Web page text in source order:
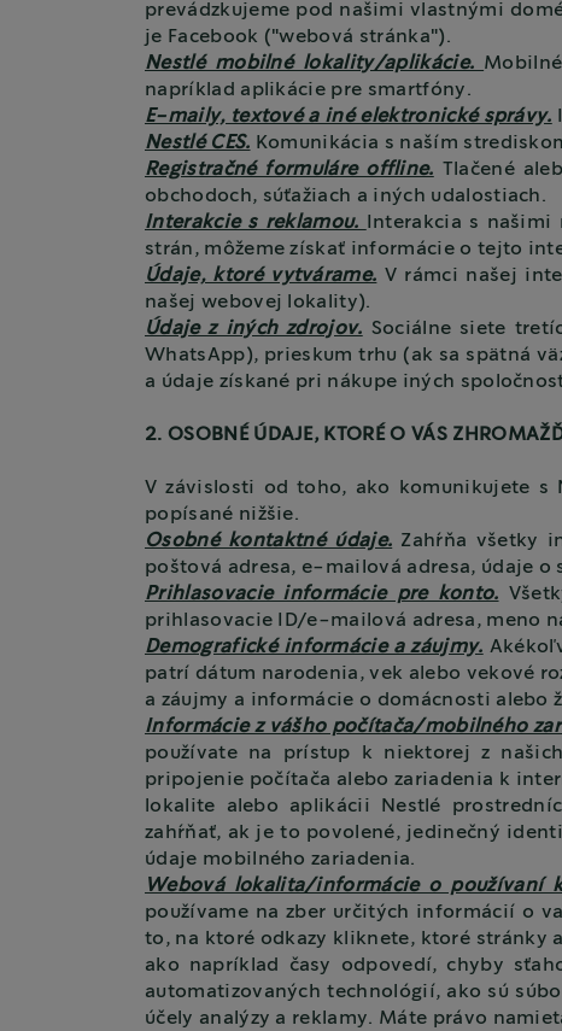
prevádzkujeme pod našimi vlastnými
je Facebook ("webová stránka").
Nestlé mobilné lokality/aplikácie.
napríklad aplikácie pre smartfóny.
E-maily, textové a iné elektronické správy.
Nestlé CES. Komunikácia s naším
Registračné formuláre offline. Tlačené
obchodoch, súťažiach a iných udalostiach.
Interakcie s reklamou.
Interakcia s
strán, môžeme získať informácie o tejto
Údaje, ktoré vytvárame. V rámci našej
našej webovej lokality).
Údaje z iných zdrojov. Sociálne siete
WhatsApp), prieskum trhu (ak sa spätná
a údaje získané pri nákupe iných
2. OSOBNÉ ÚDAJE, KTORÉ O VÁS
V závislosti od toho, ako komunikujete s
popísané nižšie.
Osobné kontaktné údaje. Zahŕňa všetky
poštová adresa, e-mailová adresa, údaje
Prihlasovacie informácie pre konto.
prihlasovacie ID/e-mailová adresa, meno
Demografické informácie a záujmy.
patrí dátum narodenia, vek alebo vekové
a záujmy a informácie o domácnosti alebo
Informácie z vášho počítača/mobilného
používate na prístup k niektorej z
pripojenie počítača alebo zariadenia k
lokalite alebo aplikácii Nestlé
zahŕňať, ak je to povolené, jedinečný
údaje mobilného zariadenia.
Webová lokalita/informácie o používaní
používame na zber určitých informácií o
to, na ktoré odkazy kliknete, ktoré stránky
ako napríklad časy odpovedí, chyby
automatizovaných technológií, ako sú
účely analýzy a reklamy. Máte právo